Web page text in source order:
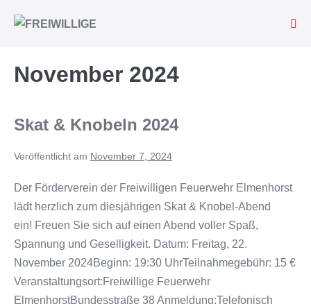
November 2024
Skat & Knobeln 2024
Veröffentlicht am November 7, 2024
Der Förderverein der Freiwilligen Feuerwehr Elmenhorst
lädt herzlich zum diesjährigen Skat & Knobel-Abend
ein! Freuen Sie sich auf einen Abend voller Spaß,
Spannung und Geselligkeit. Datum: Freitag, 22.
November 2024Beginn: 19:30 UhrTeilnahmegebühr: 15 €
Veranstaltungsort:Freiwillige Feuerwehr
ElmenhorstBundesstraße 38 Anmeldung:Telefonisch